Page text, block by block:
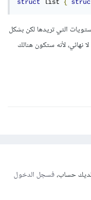
struct list {
التي تريدها لكن بشكل
لأنه ستكون هنالك
حساب،فسجل الدخول